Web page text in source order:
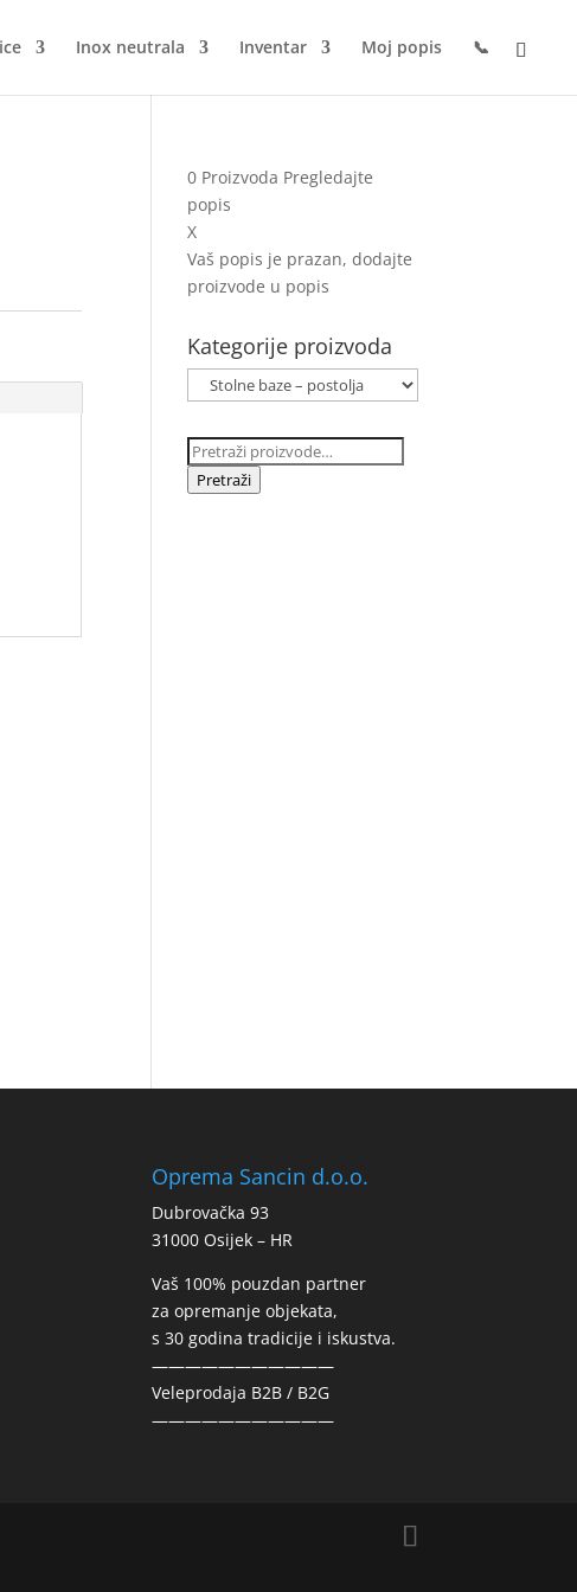
Inox neutrala Inventar Moj popis 📞
0 Proizvoda Pregledajte
popis
X
Vaš popis je prazan, dodajte
proizvode u popis
Kategorije proizvoda
Pretraži:
Pretraži
Oprema Sancin d.o.o.
Dubrovačka 93
31000 Osijek – HR
Vaš 100% pouzdan partner
za opremanje objekata,
s 30 godina tradicije i iskustva.
———————————
Veleprodaja B2B / B2G
———————————